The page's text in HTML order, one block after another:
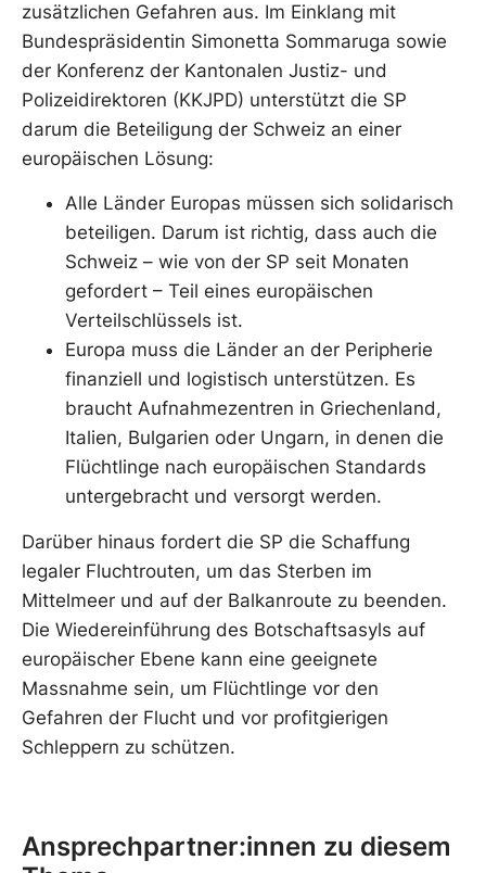
zusätzlichen Gefahren aus. Im Einklang mit
Bundespräsidentin Simonetta Sommaruga sowie
der Konferenz der Kantonalen Justiz- und
Polizeidirektoren (KKJPD) unterstützt die SP
darum die Beteiligung der Schweiz an einer
europäischen Lösung:
Alle Länder Europas müssen sich solidarisch
beteiligen. Darum ist richtig, dass auch die
Schweiz – wie von der SP seit Monaten
gefordert – Teil eines europäischen
Verteilschlüssels ist.
Europa muss die Länder an der Peripherie
finanziell und logistisch unterstützen. Es
braucht Aufnahmezentren in Griechenland,
Italien, Bulgarien oder Ungarn, in denen die
Flüchtlinge nach europäischen Standards
untergebracht und versorgt werden.
Darüber hinaus fordert die SP die Schaffung
legaler Fluchtrouten, um das Sterben im
Mittelmeer und auf der Balkanroute zu beenden.
Die Wiedereinführung des Botschaftsasyls auf
europäischer Ebene kann eine geeignete
Massnahme sein, um Flüchtlinge vor den
Gefahren der Flucht und vor profitgierigen
Schleppern zu schützen.
Ansprechpartner:innen zu diesem